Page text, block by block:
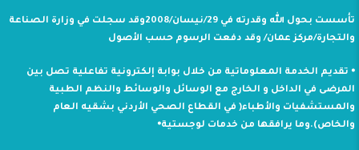
تأسست بحول الله وقدرته في 29/نيسان/2008وقد سجلت في وزارة الصناعة
والتجارة/مركز عمان/ وقد دفعت الرسوم حسب الأصول
⦁ تقديم الخدمة المعلوماتية من خلال بوابة إلكترونية تفاعلية تصل بين
المرضى في الداخل و الخارج مع الوسائل والوسائط والنظم الطبية
والمستشفيات والأطباء( في القطاع الصحي الأردني بشقيه العام
والخاص).وما يرافقها من خدمات لوجستية⦁